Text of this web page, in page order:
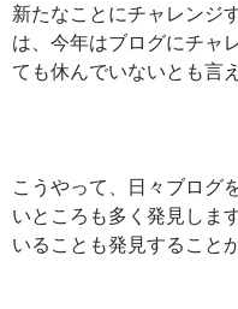
新たなことにチャレンジ
は、今年はブログにチャ
ても休んでいないとも言
こうやって、日々ブログ
いところも多く発見しま
いることも発見すること